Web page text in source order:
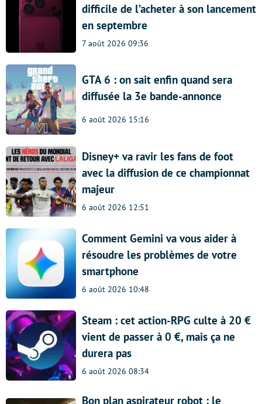
difficile de l’acheter à son lancement
en septembre
7 août 2026 09:36
GTA 6 : on sait enfin quand sera
diffusée la 3e bande-annonce
6 août 2026 15:16
Disney+ va ravir les fans de foot
avec la diffusion de ce championnat
majeur
6 août 2026 12:51
Comment Gemini va vous aider à
résoudre les problèmes de votre
smartphone
6 août 2026 10:48
Steam : cet action-RPG culte à 20 €
vient de passer à 0 €, mais ça ne
durera pas
6 août 2026 08:34
Bon plan aspirateur robot : le